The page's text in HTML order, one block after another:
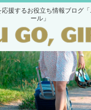
援するお役立ち情報ブログ
ール」